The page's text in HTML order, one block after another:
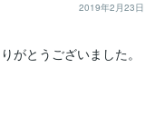
2019年2月23日
がとうございました。